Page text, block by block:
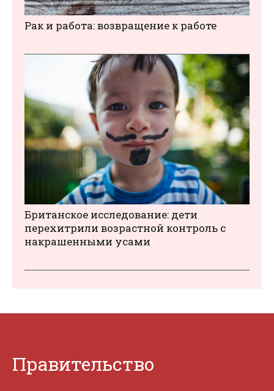
Рак и работа: возвращение к работе
Британское исследование: дети
перехитрили возрастной контроль с
накрашенными усами
Правительство